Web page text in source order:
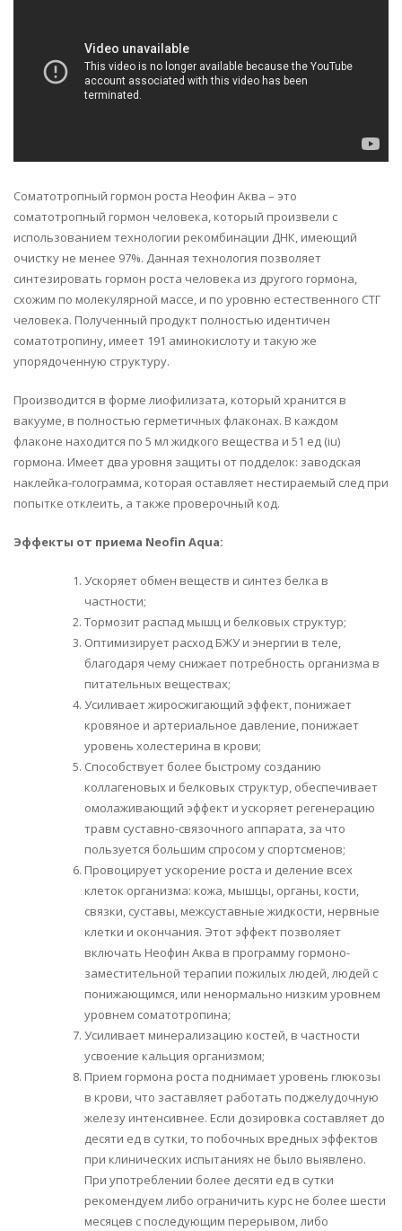
Соматотропный гормон роста Неофин Аква – это
соматотропный гормон человека, который произвели с
использованием технологии рекомбинации ДНК, имеющий
очистку не менее 97%. Данная технология позволяет
синтезировать гормон роста человека из другого гормона,
схожим по молекулярной массе, и по уровню естественного СТГ
человека. Полученный продукт полностью идентичен
соматотропину, имеет 191 аминокислоту и такую же
упорядоченную структуру.
Производится в форме лиофилизата, который хранится в
вакууме, в полностью герметичных флаконах. В каждом
флаконе находится по 5 мл жидкого вещества и 51 ед (iu)
гормона. Имеет два уровня защиты от подделок: заводская
наклейка-голограмма, которая оставляет нестираемый след при
попытке отклеить, а также проверочный код.
Эффекты от приема Neofin Aqua:
Ускоряет обмен веществ и синтез белка в
частности;
Тормозит распад мышц и белковых структур;
Оптимизирует расход БЖУ и энергии в теле,
благодаря чему снижает потребность организма в
питательных веществах;
Усиливает жиросжигающий эффект, понижает
кровяное и артериальное давление, понижает
уровень холестерина в крови;
Способствует более быстрому созданию
коллагеновых и белковых структур, обеспечивает
омолаживающий эффект и ускоряет регенерацию
травм суставно-связочного аппарата, за что
пользуется большим спросом у спортсменов;
Провоцирует ускорение роста и деление всех
клеток организма: кожа, мышцы, органы, кости,
связки, суставы, межсуставные жидкости, нервные
клетки и окончания. Этот эффект позволяет
включать Неофин Аква в программу гормоно-
заместительной терапии пожилых людей, людей с
понижающимся, или ненормально низким уровнем
уровнем соматотропина;
Усиливает минерализацию костей, в частности
усвоение кальция организмом;
Прием гормона роста поднимает уровень глюкозы
в крови, что заставляет работать поджелудочную
железу интенсивнее. Если дозировка составляет до
десяти ед в сутки, то побочных вредных эффектов
при клинических испытаниях не было выявлено.
При употреблении более десяти ед в сутки
рекомендуем либо ограничить курс не более шести
месяцев с последующим перерывом, либо